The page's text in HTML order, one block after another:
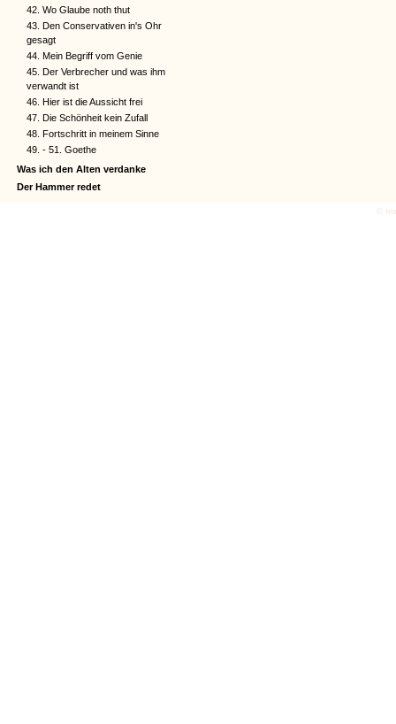
42. Wo Glaube noth thut
43. Den Conservativen in's Ohr
gesagt
44. Mein Begriff vom Genie
45. Der Verbrecher und was ihm
verwandt ist
46. Hier ist die Aussicht frei
47. Die Schönheit kein Zufall
48. Fortschritt in meinem Sinne
49. - 51. Goethe
Was ich den Alten verdanke
Der Hammer redet
©